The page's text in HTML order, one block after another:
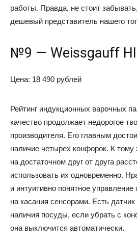
работы. Правда, не стоит
дешевый представитель нашего
№9 — Weissgauff HI
Цена: 18 490 рублей
Рейтинг индукционных варочных
качество продолжает недорогое
производителя. Его главным
наличие четырех конфорок. К
на достаточном друг от друга
использовать их одновременно.
и интуитивно понятное
на касания сенсорами. Есть датчик
наличия посуды, если убрать с
она выключится автоматически.